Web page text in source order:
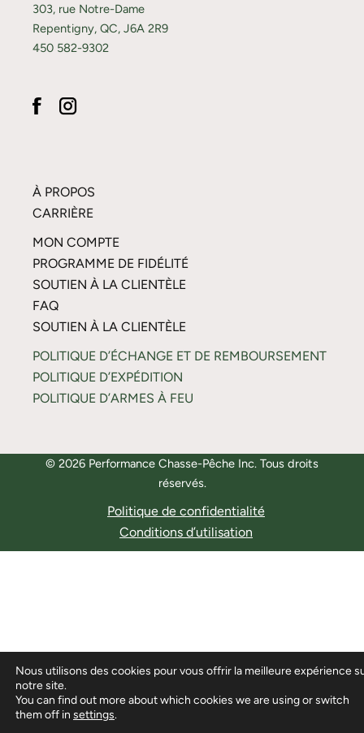
303, rue Notre-Dame
Repentigny, QC, J6A 2R9
450 582-9302
À PROPOS
CARRIÈRE
MON COMPTE
PROGRAMME DE FIDÉLITÉ
SOUTIEN À LA CLIENTÈLE
FAQ
SOUTIEN À LA CLIENTÈLE
POLITIQUE D’ÉCHANGE ET DE REMBOURSEMENT
POLITIQUE D’EXPÉDITION
POLITIQUE D’ARMES À FEU
© 2026 Performance Chasse-Pêche Inc. Tous droits
réservés.
Politique de confidentialité
Conditions d’utilisation
Nous utilisons des cookies pour vous offrir la meilleure expérience
notre site.
You can find out more about which cookies we are using or switch
them off in settings.